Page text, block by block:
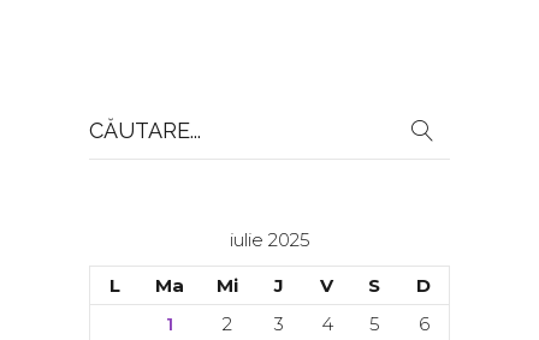
Search
for:
iulie 2025
L
Ma Mi J V S
D
1
2 3 4 5
6